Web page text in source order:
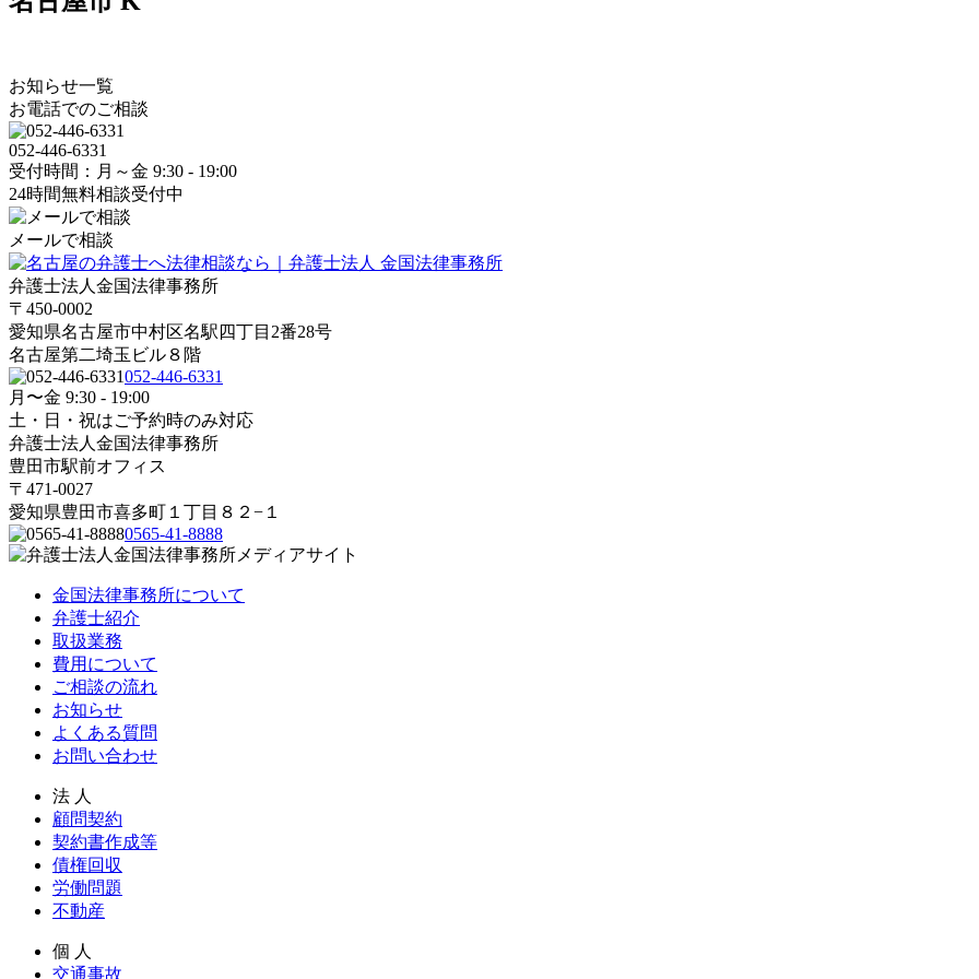
お知らせ一覧
お電話でのご相談
052-446-6331
受付時間：月～金 9:30 - 19:00
24時間無料相談受付中
メールで相談
弁護士法人金国法律事務所
〒450-0002
愛知県名古屋市中村区名駅四丁目2番28号
名古屋第二埼玉ビル８階
052-446-6331
月〜金 9:30 - 19:00
土・日・祝はご予約時のみ対応
弁護士法人金国法律事務所
豊田市駅前オフィス
〒471-0027
愛知県豊田市喜多町１丁目８２−１
0565-41-8888
金国法律事務所について
弁護士紹介
取扱業務
費用について
ご相談の流れ
お知らせ
よくある質問
お問い合わせ
法 人
顧問契約
契約書作成等
債権回収
労働問題
不動産
個 人
交通事故